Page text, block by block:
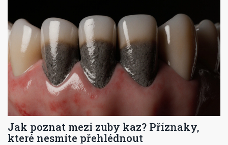
Jak poznat mezi zuby kaz? Příznaky,
které nesmíte přehlédnout